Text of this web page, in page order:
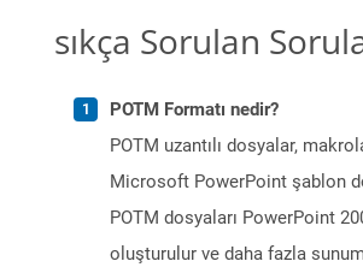
sıkça Sorulan
POTM Formatı nedir?
POTM uzantılı dosyalar,
Microsoft PowerPoint şablon
POTM dosyaları PowerPoint
oluşturulur ve daha fazla